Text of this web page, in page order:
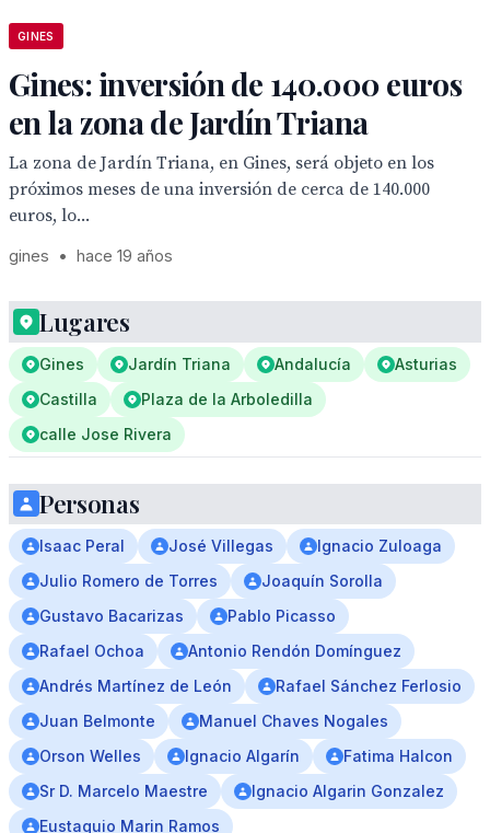
GINES
Gines: inversión de 140.000 euros
en la zona de Jardín Triana
La zona de Jardín Triana, en Gines, será objeto en los
próximos meses de una inversión de cerca de 140.000
euros, lo...
gines • hace 19 años
Lugares
Gines Jardín Triana Andalucía
Asturias
Castilla
Plaza de la Arboledilla
calle Jose Rivera
Personas
Isaac Peral José Villegas
Ignacio Zuloaga
Julio Romero de Torres
Joaquín Sorolla
Gustavo Bacarizas
Pablo Picasso
Rafael Ochoa
Antonio Rendón Domínguez
Andrés Martínez de León
Rafael Sánchez Ferlosio
Juan Belmonte
Manuel Chaves Nogales
Orson Welles
Ignacio Algarín
Fatima Halcon
Sr D. Marcelo Maestre
Ignacio Algarin Gonzalez
Eustaquio Marin Ramos